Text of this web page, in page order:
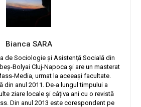
Bianca SARA
de Sociologie și Asistență Socială din
Bolyai Cluj-Napoca și are un masterat
Media, urmat la aceeași facultate.
din anul 2011. De-a lungul timpului a
ziare locale și câțiva ani cu o revistă
Din anul 2013 este corespondent pe